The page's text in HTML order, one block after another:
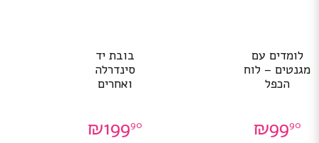
לומדים עם
מגנטים – לוח
הכפל
₪9990
בובת יד
סינדרלה
ואחרים
₪19990